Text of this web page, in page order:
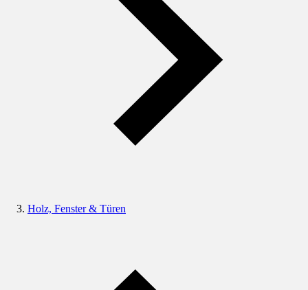
Holz, Fenster & Türen